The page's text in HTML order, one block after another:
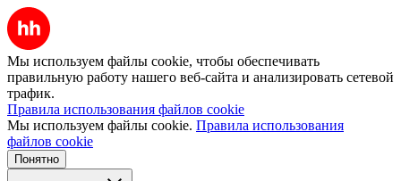
Мы используем файлы cookie, чтобы обеспечивать
правильную работу нашего веб-сайта и анализировать сетевой
трафик.
Правила использования файлов cookie
Мы используем файлы cookie. Правила использования
файлов cookie
Понятно